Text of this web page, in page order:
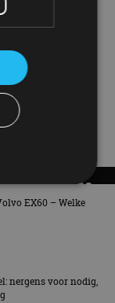
(2026): een GLA
2026?
EX60 – Welke
nergens voor nodig,
zoals